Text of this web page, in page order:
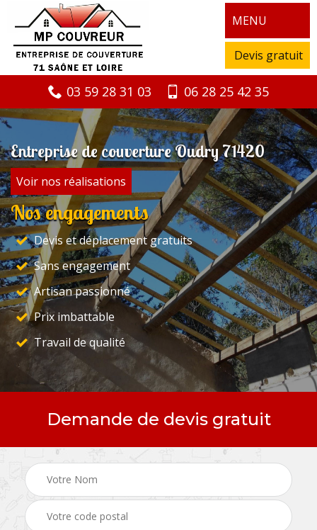
MENU
Devis gratuit
03 59 28 31 03 06 28 25 42 35
Entreprise de couverture Oudry 71420
Voir nos réalisations
Nos engagements
Devis et déplacement gratuits
Sans engagement
Artisan passionné
Prix imbattable
Travail de qualité
Demande de devis gratuit